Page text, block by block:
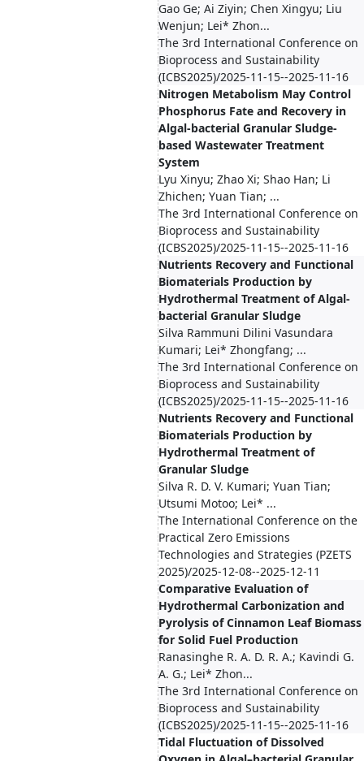
Gao Ge; Ai Ziyin; Chen Xingyu; Liu
Wenjun; Lei* Zhon...
The 3rd International Conference on
Bioprocess and Sustainability
(ICBS2025)/2025-11-15--2025-11-16
Nitrogen Metabolism May Control
Phosphorus Fate and Recovery in
Algal-bacterial Granular Sludge-
based Wastewater Treatment
System
Lyu Xinyu; Zhao Xi; Shao Han; Li
Zhichen; Yuan Tian; ...
The 3rd International Conference on
Bioprocess and Sustainability
(ICBS2025)/2025-11-15--2025-11-16
Nutrients Recovery and Functional
Biomaterials Production by
Hydrothermal Treatment of Algal-
bacterial Granular Sludge
Silva Rammuni Dilini Vasundara
Kumari; Lei* Zhongfang; ...
The 3rd International Conference on
Bioprocess and Sustainability
(ICBS2025)/2025-11-15--2025-11-16
Nutrients Recovery and Functional
Biomaterials Production by
Hydrothermal Treatment of
Granular Sludge
Silva R. D. V. Kumari; Yuan Tian;
Utsumi Motoo; Lei* ...
The International Conference on the
Practical Zero Emissions
Technologies and Strategies (PZETS
2025)/2025-12-08--2025-12-11
Comparative Evaluation of
Hydrothermal Carbonization and
Pyrolysis of Cinnamon Leaf Biomass
for Solid Fuel Production
Ranasinghe R. A. D. R. A.; Kavindi G.
A. G.; Lei* Zhon...
The 3rd International Conference on
Bioprocess and Sustainability
(ICBS2025)/2025-11-15--2025-11-16
Tidal Fluctuation of Dissolved